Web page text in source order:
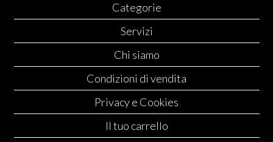
Categorie
Servizi
Chi siamo
Condizioni di vendita
Privacy e Cookies
Il tuo carrello